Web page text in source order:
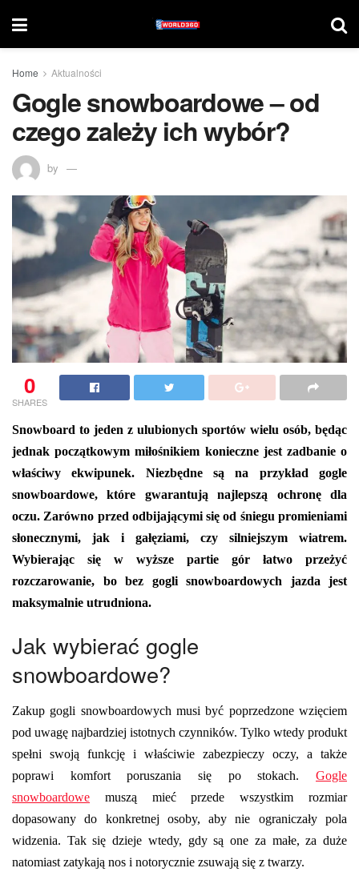
Home Aktualności
Gogle snowboardowe – od
czego zależy ich wybór?
by
0
SHARES
Snowboard to jeden z ulubionych sportów wielu osób, będąc
jednak początkowym miłośnikiem konieczne jest zadbanie o
właściwy ekwipunek. Niezbędne są na przykład gogle
snowboardowe, które gwarantują najlepszą ochronę dla
oczu. Zarówno przed odbijającymi się od śniegu promieniami
słonecznymi, jak i gałęziami, czy silniejszym wiatrem.
Wybierając się w wyższe partie gór łatwo przeżyć
rozczarowanie, bo bez gogli snowboardowych jazda jest
maksymalnie utrudniona.
Jak wybierać gogle
snowboardowe?
Zakup gogli snowboardowych musi być poprzedzone wzięciem
pod uwagę najbardziej istotnych czynników. Tylko wtedy produkt
spełni swoją funkcję i właściwie zabezpieczy oczy, a także
poprawi komfort poruszania się po stokach. Gogle
snowboardowe muszą mieć przede wszystkim rozmiar
dopasowany do konkretnej osoby, aby nie ograniczały pola
widzenia. Tak się dzieje wtedy, gdy są one za małe, za duże
natomiast zatykają nos i notorycznie zsuwają się z twarzy.